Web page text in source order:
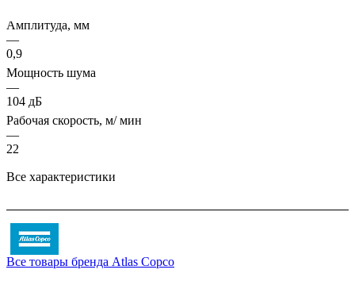
Амплитуда, мм
—
0,9
Мощность шума
—
104 дБ
Рабочая скорость, м/ мин
—
22
Все характеристики
Все товары бренда Atlas Copco